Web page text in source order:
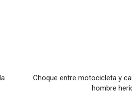
Choque entre motocicleta y
hombre